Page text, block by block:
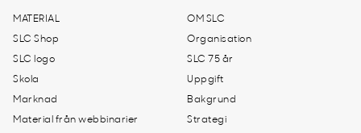
MATERIAL
SLC Shop
SLC logo
Skola
Marknad
Material från webbinarier
OM SLC
Organisation
SLC 75 år
Uppgift
Bakgrund
Strategi